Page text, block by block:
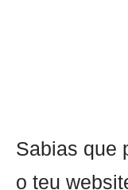
Sabias que
o teu